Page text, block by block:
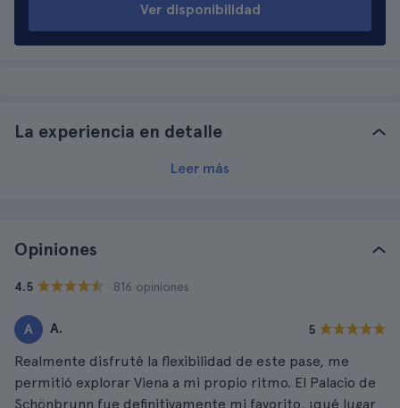
Ver disponibilidad
La experiencia en detalle
Leer más
Opiniones
4.5 · 816 opiniones
A A. 5
Realmente disfruté la flexibilidad de este pase, me
permitió explorar Viena a mi propio ritmo. El Palacio de
Schönbrunn fue definitivamente mi favorito, ¡qué lugar